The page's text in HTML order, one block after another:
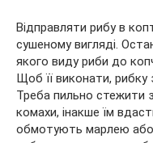
Відправляти рибу в
сушеному вигляді.
якого виду риби до
Щоб її виконати, рибку
Треба пильно стежити
комахи, інакше їм
обмотують марлею